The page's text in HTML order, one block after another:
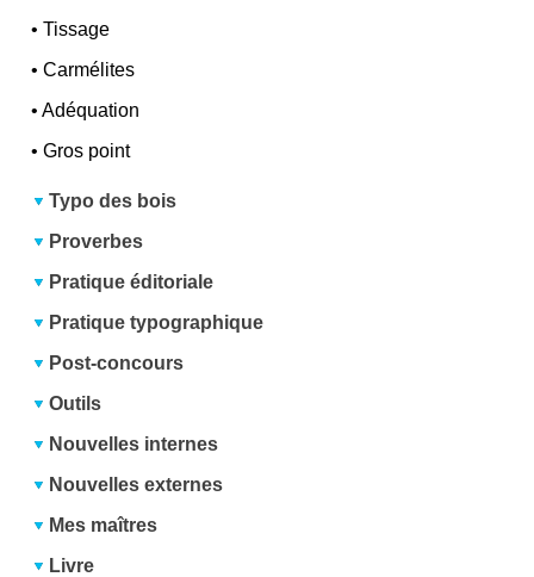
•Tissage
•Carmélites
•Adéquation
•Gros point
Typo des bois
Proverbes
Pratique éditoriale
Pratique typographique
Post-concours
Outils
Nouvelles internes
Nouvelles externes
Mes maîtres
Livre